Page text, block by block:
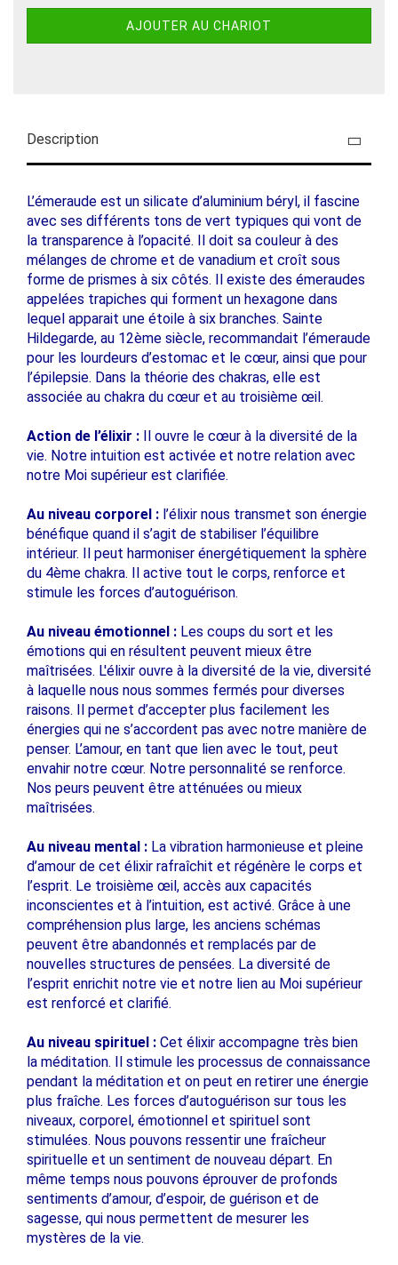
Description
L’émeraude est un silicate d’aluminium béryl, il fascine
avec ses différents tons de vert typiques qui vont de
la transparence à l’opacité. Il doit sa couleur à des
mélanges de chrome et de vanadium et croît sous
forme de prismes à six côtés. Il existe des émeraudes
appelées trapiches qui forment un hexagone dans
lequel apparait une étoile à six branches. Sainte
Hildegarde, au 12ème siècle, recommandait l’émeraude
pour les lourdeurs d’estomac et le cœur, ainsi que pour
l’épilepsie. Dans la théorie des chakras, elle est
associée au chakra du cœur et au troisième œil.
Action de l’élixir : Il ouvre le cœur à la diversité de la
vie. Notre intuition est activée et notre relation avec
notre Moi supérieur est clarifiée.
Au niveau corporel : l’élixir nous transmet son énergie
bénéfique quand il s’agit de stabiliser l’équilibre
intérieur. Il peut harmoniser énergétiquement la sphère
du 4ème chakra. Il active tout le corps, renforce et
stimule les forces d’autoguérison.
Au niveau émotionnel : Les coups du sort et les
émotions qui en résultent peuvent mieux être
maîtrisées. L'élixir ouvre à la diversité de la vie, diversité
à laquelle nous nous sommes fermés pour diverses
raisons. Il permet d’accepter plus facilement les
énergies qui ne s’accordent pas avec notre manière de
penser. L’amour, en tant que lien avec le tout, peut
envahir notre cœur. Notre personnalité se renforce.
Nos peurs peuvent être atténuées ou mieux
maîtrisées.
Au niveau mental : La vibration harmonieuse et pleine
d’amour de cet élixir rafraîchit et régénère le corps et
l’esprit. Le troisième œil, accès aux capacités
inconscientes et à l’intuition, est activé. Grâce à une
compréhension plus large, les anciens schémas
peuvent être abandonnés et remplacés par de
nouvelles structures de pensées. La diversité de
l’esprit enrichit notre vie et notre lien au Moi supérieur
est renforcé et clarifié.
Au niveau spirituel : Cet élixir accompagne très bien
la méditation. Il stimule les processus de connaissance
pendant la méditation et on peut en retirer une énergie
plus fraîche. Les forces d’autoguérison sur tous les
niveaux, corporel, émotionnel et spirituel sont
stimulées. Nous pouvons ressentir une fraîcheur
spirituelle et un sentiment de nouveau départ. En
même temps nous pouvons éprouver de profonds
sentiments d’amour, d’espoir, de guérison et de
sagesse, qui nous permettent de mesurer les
mystères de la vie.